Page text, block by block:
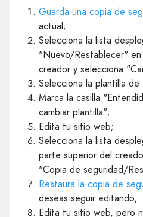
Guarda una copia de
actual;
Selecciona la lista
"Nuevo/Restablecer"
creador y selecciona
Selecciona la plantilla
Marca la casilla
cambiar plantilla";
Edita tu sitio web;
Selecciona la lista
parte superior del
"Copia de seguridad/
Restaura la copia de
deseas seguir editando;
Edita tu sitio web, pero